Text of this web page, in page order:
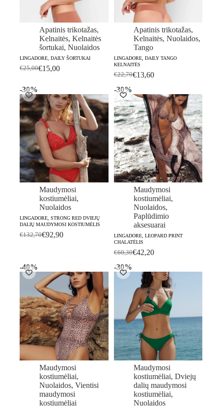
Apatinis trikotažas,
Kelnaitės, Kelnaitės
šortukai, Nuolaidos
LINGADORE, DAILY ŠORTUKAI
€25,00Original
€25,00.
€15,00
Current
€15,00.
Apatinis trikotažas,
Kelnaitės, Nuolaidos,
Tango
LINGADORE, DAILY TANGO
KELNAITĖS
€22,70Original
was:
€22,70.
€13,60
Current
is:
€13,60.
-30%
Maudymosi
kostiumėliai,
Nuolaidos
LINGADORE, STRONG RED DVIEJŲ
DALIŲ MAUDYMOSI KOSTIUMĖLIS
€132,70Original
€92,90
Current
-30%
Maudymosi
kostiumėliai,
Nuolaidos,
Paplūdimio
aksesuarai
LINGADORE, LEOPARD PRINT
CHALATĖLIS
€60,30Original
was:
€60,30.
€42,20
Current
is:
€42,20.
-40%
Maudymosi
kostiumėliai,
Nuolaidos, Vientisi
maudymosi
kostiumėliai
-30%
Maudymosi
kostiumėliai, Dviejų
dalių maudymosi
kostiumėliai,
Nuolaidos